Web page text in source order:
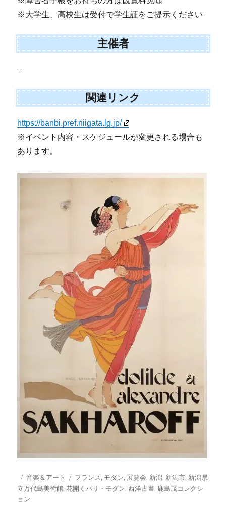
※大学生、高校生は受付で学生証をご提示ください
主催者
–
関連リンク
https://banbi.pref.niigata.lg.jp/
※イベント内容・スケジュールが変更される場合も
あります。
投
稿
日:
カ
テ
ゴ
音楽＆アート
タ
グ
フランス, モダン, 展覧会, 新潟, 新潟市, 新潟県
立万代島美術館,花開くパリ・モダン,西洋古書, 鹿島茂コレクシ
ョン